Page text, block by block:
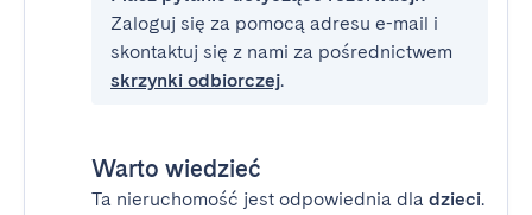
Zaloguj się za pomocą adresu e-mail i
skontaktuj się z nami za pośrednictwem
skrzynki odbiorczej.
Warto wiedzieć
Ta nieruchomość jest odpowiednia dla dzieci.